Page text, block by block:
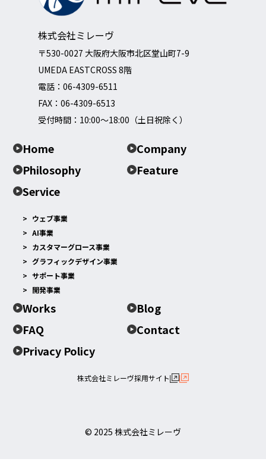
株式会社ミレーヴ
〒530-0027 大阪府大阪市北区堂山町7-9
UMEDA EASTCROSS 8階
電話： 06-4309-6511
FAX：06-4309-6513
受付時間：10:00～18:00（土日祝除く）
Home
Company
Philosophy
Feature
Service
ウェブ事業
AI事業
カスタマーグロース事業
グラフィックデザイン事業
サポート事業
開発事業
Works
Blog
FAQ
Contact
Privacy Policy
株式会社ミレーヴ採用サイト
© 2025 株式会社ミレーヴ